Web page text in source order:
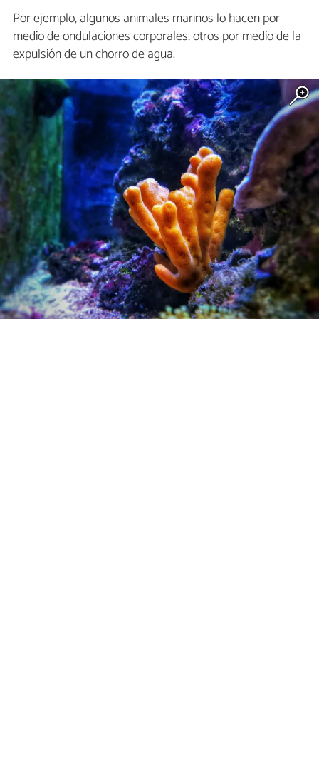
Por ejemplo, algunos animales marinos lo hacen por
medio de ondulaciones corporales, otros por medio de la
expulsión de un chorro de agua.